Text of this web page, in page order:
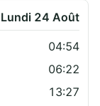
Lundi 24 Août
04:54
06:22
13:27